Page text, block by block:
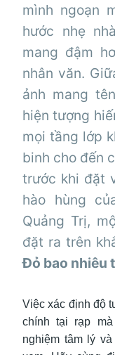
mình ngoạn
hước nhẹ
mang đậm
nhân văn.
ảnh mang tên
hiện tượng
mọi tầng lớp
binh cho đến
trước khi đặt
hào hùng
Quảng Trị,
đặt ra trên
Đỏ bao nhiêu
Việc xác định độ
chính tại rạp
nghiệm tâm lý